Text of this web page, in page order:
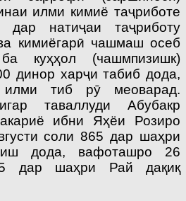
илми кимиё таҷриботе
дар натиҷаи таҷриботу
кимиёгарӣ чашмаш осеб
куҳҳол (чашмпизишк)
динор харҷи табиб дода,
тиб рӯ меоварад.
таваллуди Абубакр
ибни Яҳёи Розиро
соли 865 дар шаҳри
дода, вафоташро 26
дар шаҳри Рай дақиқ